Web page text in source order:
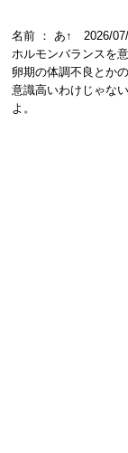
名前 ： あ↑ 2026/
ホルモンバランスを
卵期の体調不良とか
意識高いわけじゃな
よ。